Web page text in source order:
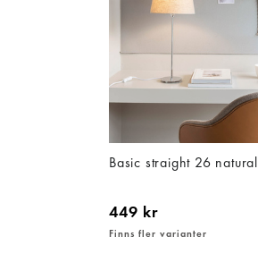
Basic straight 26 natural
449 kr
Finns fler varianter